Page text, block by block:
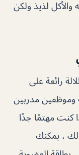
والأكل لذيذ ولكن
رائعة على
وموظفين مدربين
إذا كنت مهتمًا جدًا
ذلك ، يمكنك